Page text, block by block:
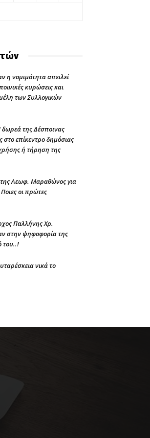
η νομιμότητα απειλεί
κυρώσεις και
των Συλλογικών
της Δέσποινας
επίκεντρο δημόσιας
ή τήρηση της
Λεωφ. Μαραθώνος για
οι πρώτες
Παλλήνης Χρ.
στην ψηφοφορία της
του..!
νικά το